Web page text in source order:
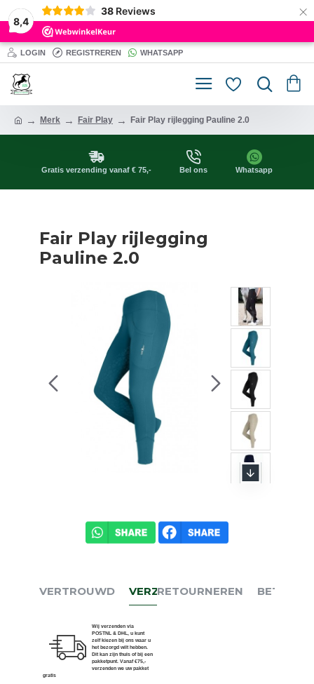
8,4
38 Reviews ×
LOGIN REGISTREREN WHATSAPP
Merk Fair Play Fair Play rijlegging Pauline 2.0
Gratis verzending vanaf € 75,- Bel ons Whatsapp
Fair Play rijlegging
Pauline 2.0
VERTROUWD VERZENDEN
Wij verzenden via
POSTNL & DHL, u kunt
zelf kiezen bij ons waar u
het bezorgd wilt hebben.
Dit kan zijn thuis of bij een
pakketpunt. Vanaf €75,-
verzenden we uw pakket
gratis
RETOURNEREN BETALEN